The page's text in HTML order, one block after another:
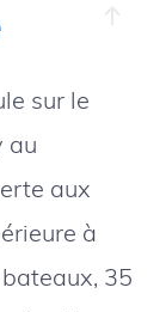
sur le
au
aux
à
35